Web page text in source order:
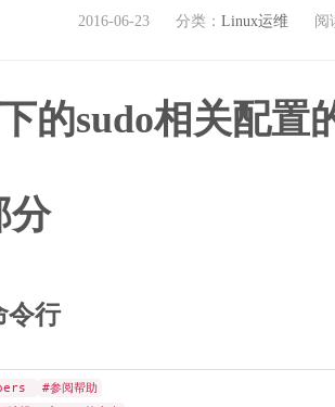
2016-06-23 分类： Linux运维 阅
的sudo相关配置
分
令行
#参阅帮助